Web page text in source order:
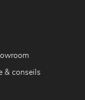
& conseils